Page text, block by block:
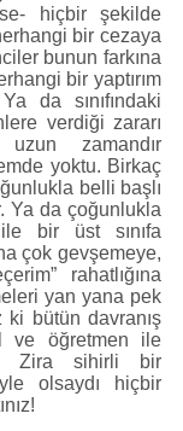
hiçbir şekilde
bir cezaya
bunun farkına
bir yaptırım
da sınıfındaki
verdiği zararı
zamandır
yoktu. Birkaç
belli başlı
Ya da çoğunlukla
bir üst sınıfa
çok gevşemeye,
rahatlığına
yan yana pek
ki bütün davranış
ve öğretmen ile
Zira sihirli bir
olsaydı hiçbir